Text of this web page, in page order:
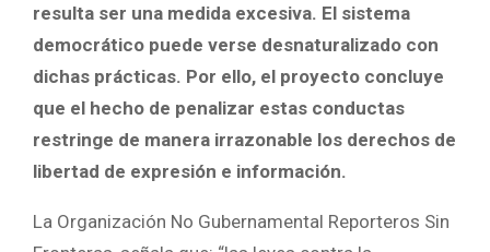
resulta ser una medida excesiva. El sistema
democrático puede verse desnaturalizado con
dichas prácticas. Por ello, el proyecto concluye
que el hecho de penalizar estas conductas
restringe de manera irrazonable los derechos de
libertad de expresión e información.
La Organización No Gubernamental Reporteros Sin